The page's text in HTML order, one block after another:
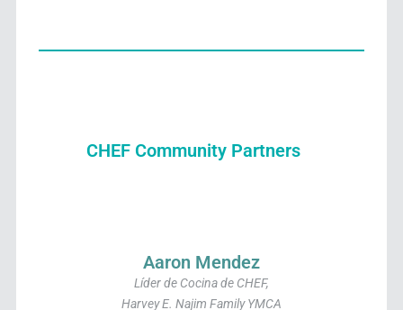
CHEF Community Partners
Aaron Mendez
Líder de Cocina de CHEF,
Harvey E. Najim Family YMCA